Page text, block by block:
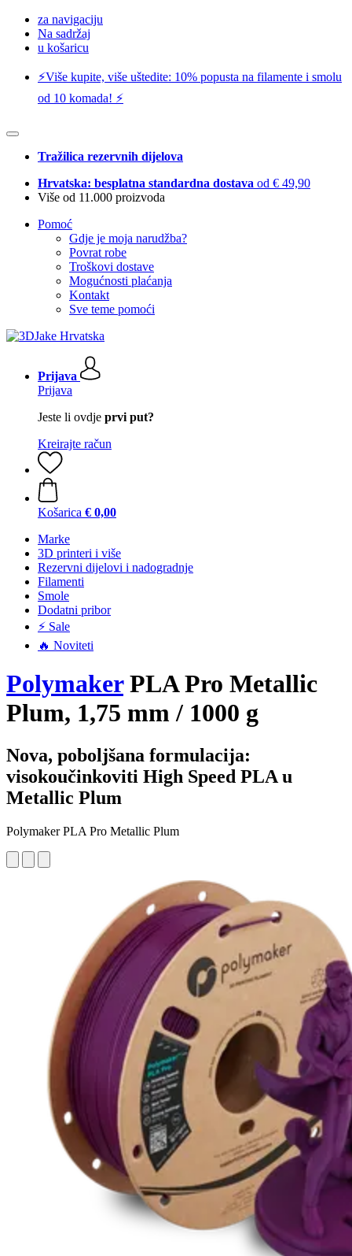
za navigaciju
Na sadržaj
u košaricu
⚡️Više kupite, više uštedite: 10% popusta na filamente i smolu
od 10 komada! ⚡️
Tražilica rezervnih dijelova
Hrvatska: besplatna standardna dostava od € 49,90
Više od 11.000 proizvoda
Pomoć
Gdje je moja narudžba?
Povrat robe
Troškovi dostave
Mogućnosti plaćanja
Kontakt
Sve teme pomoći
Prijava
Prijava
Jeste li ovdje prvi put?
Kreirajte račun
Košarica € 0,00
Marke
3D printeri i više
Rezervni dijelovi i nadogradnje
Filamenti
Smole
Dodatni pribor
⚡ Sale
🔥 Noviteti
PolymakerPLA Pro Metallic
Plum, 1,75 mm / 1000 g
Nova, poboljšana formulacija:
visokoučinkoviti High Speed PLA u
Metallic Plum
Polymaker PLA Pro Metallic Plum